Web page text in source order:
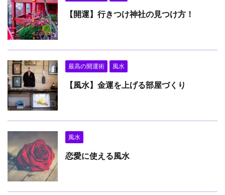
【開運】行きつけ神社の見つけ方！
最高の開運術 風水
【風水】金運を上げる部屋づくり
風水
恋愛に使える風水